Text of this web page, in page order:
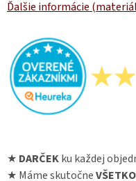
Ďalšie informácie
★ DARČEKku každej
★ Máme skutočne